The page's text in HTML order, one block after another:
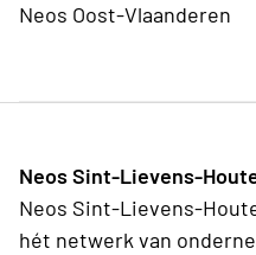
Neos Oost-Vlaanderen
Neos Sint-Lievens-
Neos Sint-Lievens-
hét netwerk van